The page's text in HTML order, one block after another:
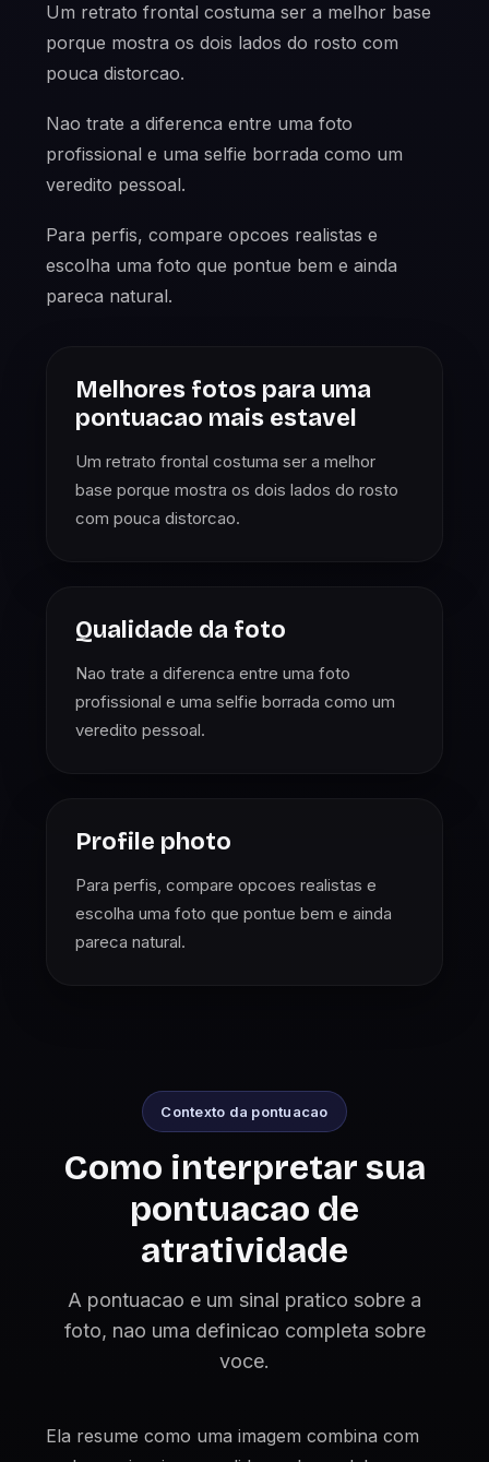
Um retrato frontal costuma ser a melhor base
porque mostra os dois lados do rosto com
pouca distorcao.
Nao trate a diferenca entre uma foto
profissional e uma selfie borrada como um
veredito pessoal.
Para perfis, compare opcoes realistas e
escolha uma foto que pontue bem e ainda
pareca natural.
Melhores fotos para uma
pontuacao mais estavel
Um retrato frontal costuma ser a melhor
base porque mostra os dois lados do rosto
com pouca distorcao.
Qualidade da foto
Nao trate a diferenca entre uma foto
profissional e uma selfie borrada como um
veredito pessoal.
Profile photo
Para perfis, compare opcoes realistas e
escolha uma foto que pontue bem e ainda
pareca natural.
Contexto da pontuacao
Como interpretar sua
pontuacao de
atratividade
A pontuacao e um sinal pratico sobre a
foto, nao uma definicao completa sobre
voce.
Ela resume como uma imagem combina com